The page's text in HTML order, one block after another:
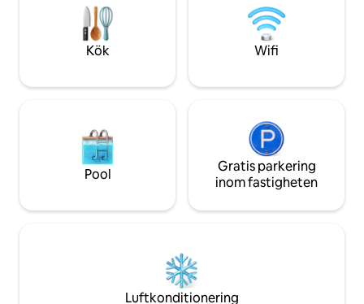
kaféer och restauranger Vandring,
cykling, golf, Parc Omega Papineau-
Labelle Reserve med mera
alla gratis. Vi
älska vår lilla
mycket som vi
Kök Wifi
Pool
Gratis parkering
inom fastigheten
Luftkonditionering